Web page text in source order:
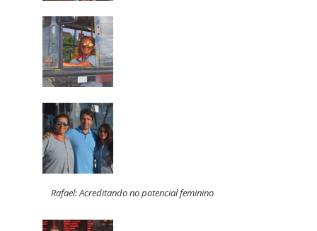
Rafael: Acreditando no potencial feminino